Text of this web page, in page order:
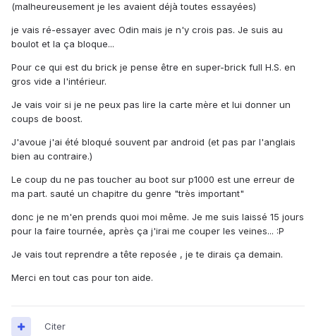
(malheureusement je les avaient déjà toutes essayées)
je vais ré-essayer avec Odin mais je n'y crois pas. Je suis au
boulot et la ça bloque...
Pour ce qui est du brick je pense être en super-brick full H.S. en
gros vide a l'intérieur.
Je vais voir si je ne peux pas lire la carte mère et lui donner un
coups de boost.
J'avoue j'ai été bloqué souvent par android (et pas par l'anglais
bien au contraire.)
Le coup du ne pas toucher au boot sur p1000 est une erreur de
ma part. sauté un chapitre du genre "très important"
donc je ne m'en prends quoi moi même. Je me suis laissé 15 jours
pour la faire tournée, après ça j'irai me couper les veines... :P
Je vais tout reprendre a tête reposée , je te dirais ça demain.
Merci en tout cas pour ton aide.
Citer